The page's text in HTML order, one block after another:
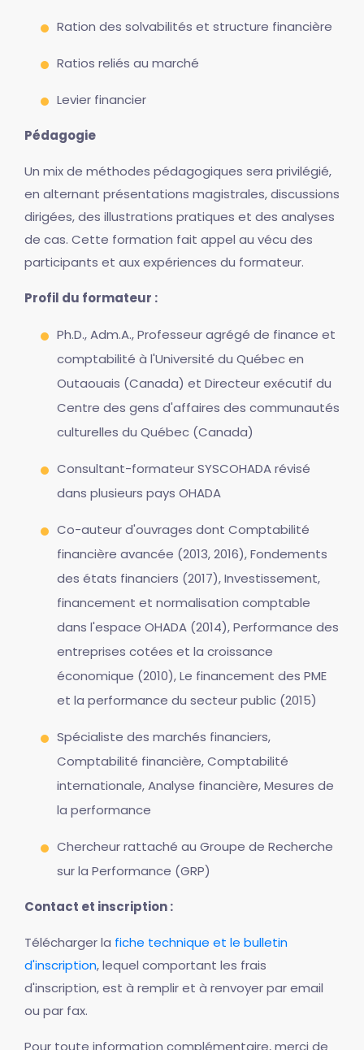
Ration des solvabilités et structure financière
Ratios reliés au marché
Levier financier
Pédagogie
Un mix de méthodes pédagogiques sera privilégié,
en alternant présentations magistrales, discussions
dirigées, des illustrations pratiques et des analyses
de cas. Cette formation fait appel au vécu des
participants et aux expériences du formateur.
Profil du formateur :
Ph.D., Adm.A., Professeur agrégé de finance et
comptabilité à l'Université du Québec en
Outaouais (Canada) et Directeur exécutif du
Centre des gens d'affaires des communautés
culturelles du Québec (Canada)
Consultant-formateur SYSCOHADA révisé
dans plusieurs pays OHADA
Co-auteur d'ouvrages dont Comptabilité
financière avancée (2013, 2016), Fondements
des états financiers (2017), Investissement,
financement et normalisation comptable
dans l'espace OHADA (2014), Performance des
entreprises cotées et la croissance
économique (2010), Le financement des PME
et la performance du secteur public (2015)
Spécialiste des marchés financiers,
Comptabilité financière, Comptabilité
internationale, Analyse financière, Mesures de
la performance
Chercheur rattaché au Groupe de Recherche
sur la Performance (GRP)
Contact et inscription :
Télécharger la fiche technique et le bulletin
d'inscription, lequel comportant les frais
d'inscription, est à remplir et à renvoyer par email
ou par fax.
Pour toute information complémentaire, merci de